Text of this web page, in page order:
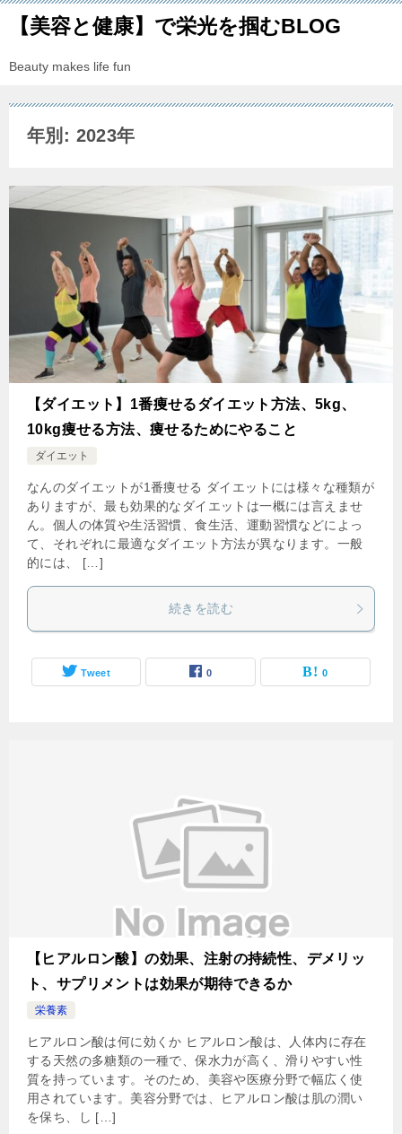
【美容と健康】で栄光を掴むBLOG
Beauty makes life fun
年別: 2023年
【ダイエット】1番痩せるダイエット方法、5kg、
10kg痩せる方法、痩せるためにやること
ダイエット
なんのダイエットが1番痩せる ダイエットには様々な種類が
ありますが、最も効果的なダイエットは一概には言えませ
ん。個人の体質や生活習慣、食生活、運動習慣などによっ
て、それぞれに最適なダイエット方法が異なります。一般
的には、 […]
続きを読む
Tweet 0 0
【ヒアルロン酸】の効果、注射の持続性、デメリッ
ト、サプリメントは効果が期待できるか
栄養素
ヒアルロン酸は何に効くか ヒアルロン酸は、人体内に存在
する天然の多糖類の一種で、保水力が高く、滑りやすい性
質を持っています。そのため、美容や医療分野で幅広く使
用されています。美容分野では、ヒアルロン酸は肌の潤い
を保ち、し […]